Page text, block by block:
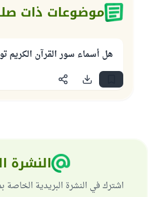
موضوعات ذات
هل أسماء سور القرآن الكريم
النشرة
اشترك في النشرة البريدية